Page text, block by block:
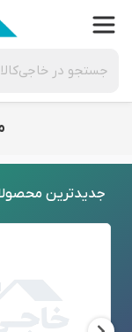
جدید‌ترین